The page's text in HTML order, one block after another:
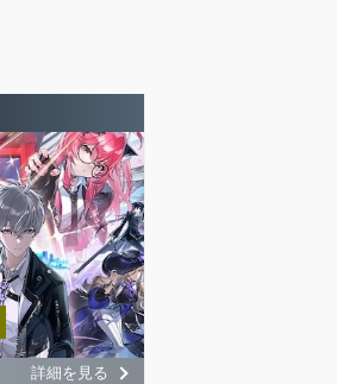
詳細を見る